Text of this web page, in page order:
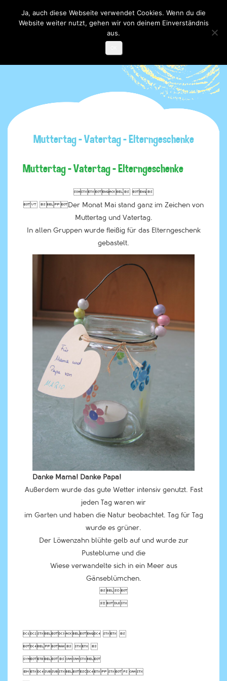
Toggle

Muttertag – Vatertag – Elterngeschenke
Muttertag – Vatertag – Elterngeschenke
 
  Der Monat Mai stand ganz im Zeichen von
Muttertag und Vatertag.
In allen Gruppen wurde fleißig für das Elterngeschenk
gebastelt.
Danke Mama! Danke Papa!
Außerdem wurde das gute Wetter intensiv genutzt. Fast
jeden Tag waren wir
im Garten und haben die Natur beobachtet. Tag für Tag
wurde es grüner.
Der Löwenzahn blühte gelb auf und wurde zur
Pusteblume und die
Wiese verwandelte sich in ein Meer aus
Gänseblümchen.


  
   

 
Ja, auch diese Webseite verwendet Cookies. Wenn du die
Website weiter nutzt, gehen wir von deinem Einverständnis
aus.